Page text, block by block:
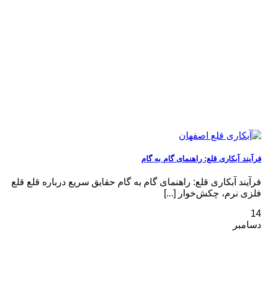
فرآیند آبکاری قلع: راهنمای گام به گام
فرآیند آبکاری قلع: راهنمای گام به گام حقایق سریع درباره قلع قلع
فلزی نرم، چکش‌خوار [...]
14
دسامبر